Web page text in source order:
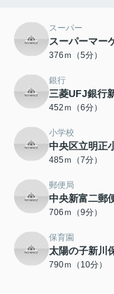
スーパー
スーパーマー
376ｍ（5分）
銀行
三菱UFJ銀行
452ｍ（6分）
小学校
中央区立明正
485ｍ（7分）
郵便局
中央新富二郵
706ｍ（9分）
保育園
太陽の子新川
790ｍ（10分）